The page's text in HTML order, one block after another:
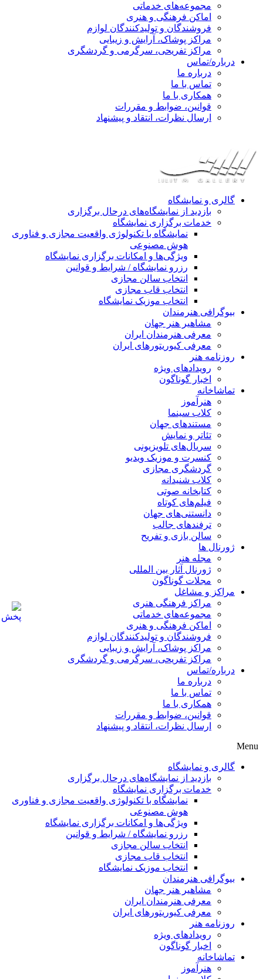
مجموعه‌های خدماتی
اماکن فرهنگی و هنری
فروشندگان و تولیدکنندگان لوازم
مراکز پوشاک، آرایش و زیبایی
مراکز تفریحی، سرگرمی و گردشگری
درباره/تماس
درباره ما
تماس با ما
همکاری با ما
قوانین، ضوابط و مقررات
ارسال نظرات، انتقاد و پیشنهاد
گالری و نمایشگاه
بازدید از نمایشگاه‌های درحال برگزاری
خدمات برگزاری نمایشگاه
نمایشگاه با تکنولوژی واقعیت مجازی و فناوری
هوش مصنوعی
ویژگی‌ها و امکانات برگزاری نمایشگاه
رزرو نمایشگاه / شرایط و قوانین
انتخاب سالن مجازی
انتخاب قاب مجازی
انتخاب موزیک نمایشگاه
بیوگرافی هنرمندان
مشاهیر هنر جهان
معرفی هنرمندان ایران
معرفی کیوریتورهای ایران
روزنامه هنر
رویدادهای ویژه
اخبار گوناگون
تماشاخانه
هنرآموز
کلاب سینما
مستندهای جهان
تئاتر و نمایش
سریال‌های تلویزیونی
کنسرت و موزیک ویدیو
گردشگری مجازی
کلاب شنیدانه
کتابخانه صوتی
فیلم‌های کوتاه
دانستنی‌های جهان
ترفندهای جالب
سالن بازی و تفریح
ژورنال ها
مجله هنر
ژورنال آثار بین المللی
مجلات گوناگون
مراکز و مشاغل
مراکز فرهنگی هنری
مجموعه‌های خدماتی
اماکن فرهنگی و هنری
فروشندگان و تولیدکنندگان لوازم
مراکز پوشاک، آرایش و زیبایی
مراکز تفریحی، سرگرمی و گردشگری
درباره/تماس
درباره ما
تماس با ما
همکاری با ما
قوانین، ضوابط و مقررات
ارسال نظرات، انتقاد و پیشنهاد
Menu
گالری و نمایشگاه
بازدید از نمایشگاه‌های درحال برگزاری
خدمات برگزاری نمایشگاه
نمایشگاه با تکنولوژی واقعیت مجازی و فناوری
هوش مصنوعی
ویژگی‌ها و امکانات برگزاری نمایشگاه
رزرو نمایشگاه / شرایط و قوانین
انتخاب سالن مجازی
انتخاب قاب مجازی
انتخاب موزیک نمایشگاه
بیوگرافی هنرمندان
مشاهیر هنر جهان
معرفی هنرمندان ایران
معرفی کیوریتورهای ایران
روزنامه هنر
رویدادهای ویژه
اخبار گوناگون
تماشاخانه
هنرآموز